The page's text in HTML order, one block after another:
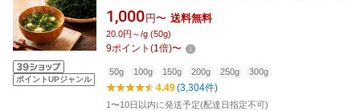
ポイントUPジャンル
縄・離島も送料無料】 無添加 アオサ 海苔 乾燥
買い回り 味噌汁 腸内環境 ■あおさのり50g★
1,000 円〜 送料無料
20.0円～/g (50g)
9ポイント (1倍)〜
50g 100g 150g 200g 250g 300g
4.49(3,304件)
1〜10日以内に発送予定(配達日指定不可)